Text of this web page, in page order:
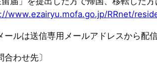
www.ezairyu.mofa.go.jp/RRnet/
ールは送信専用メールアドレスから配
合わせ先〕